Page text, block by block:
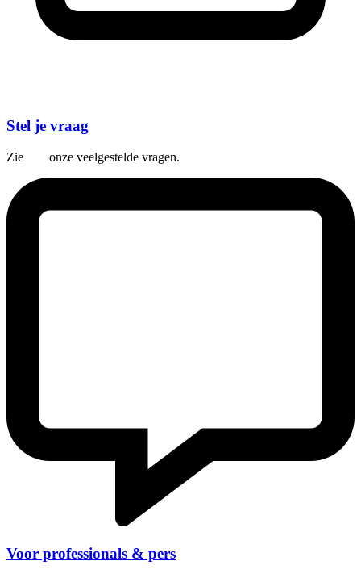
Stel je vraag
Zie onze veelgestelde vragen.
Voor professionals & pers